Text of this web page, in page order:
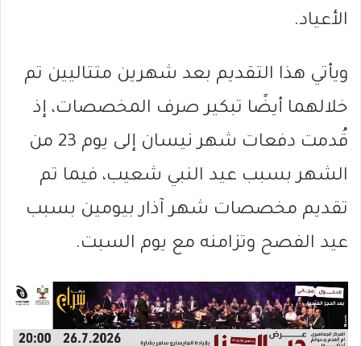
الأعياد.
ويأتي هذا التقديم بعد شهرين متتاليين تم
خلالهما أيضًا تبكير صرف المخصصات، إذ
قُدمت دفعات شهر نيسان إلى يوم 23 من
الشهر بسبب عيد النبي شعيب، فيما تم
تقديم مخصصات شهر آذار بيومين بسبب
عيد الفصح وتزامنه مع يوم السبت.